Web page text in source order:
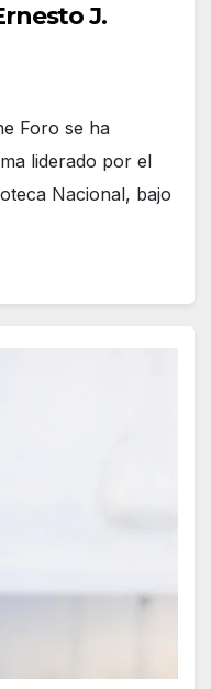
J.
Foro se ha
liderado por el
Nacional, bajo